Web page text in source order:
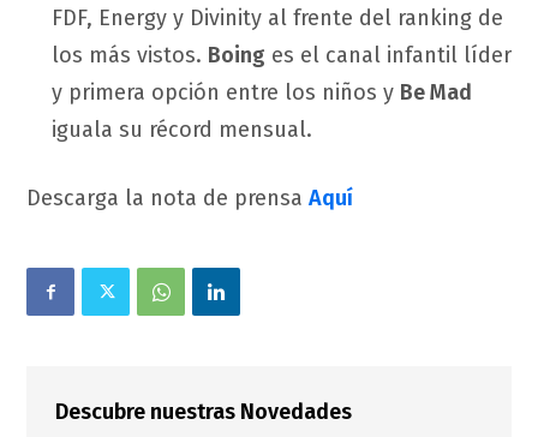
FDF, Energy y Divinity al frente del ranking de
los más vistos. Boing es el canal infantil líder
y primera opción entre los niños y Be Mad
iguala su récord mensual.
Descarga la nota de prensa Aquí
Descubre nuestras Novedades